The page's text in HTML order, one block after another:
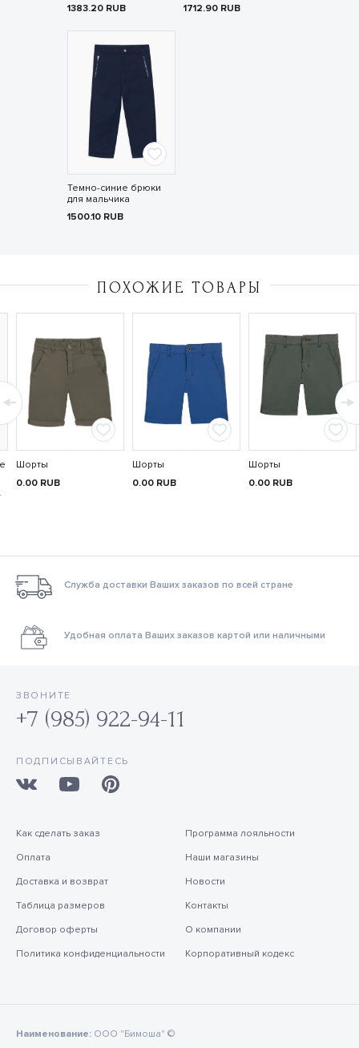
1383.20 RUB
1712.90 RUB
Темно-синие брюки
для мальчика
1500.10 RUB
ПОХОЖИЕ ТОВАРЫ
Шорты
0.00 RUB
Шорты
0.00 RUB
Шорты
0.00 RUB
Служба доставки Ваших заказов по всей стране
Удобная оплата Ваших заказов картой или наличными
ЗВОНИТЕ
+7 (985) 922-94-11
ПОДПИСЫВАЙТЕСЬ
Как сделать заказ
Оплата
Доставка и возврат
Таблица размеров
Договор оферты
Политика конфиденциальности
Программа лояльности
Наши магазины
Новости
Контакты
О компании
Корпоративный кодекс
Наименование: ООО "Бимоша" ©